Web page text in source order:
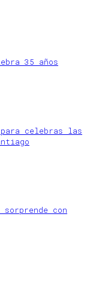
35 años
para celebras las
sorprende con